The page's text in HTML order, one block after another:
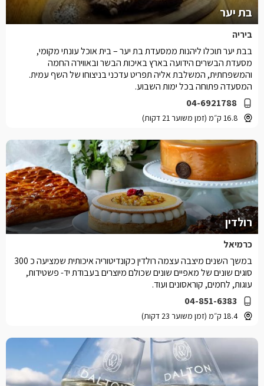
בת יער
ביריה
04-6921788
16.8 ק״מ (זמן משוער 21 דקות)
בבת יער תוכלו ליהנות ממסעדת בת יער – בית אוכל עונתי מקומי,
מסעדת הבשרים הידועה בארץ באיכות הבשר ובאווירה החמה
והמשפחתית, המשלבת אליה תפריט עדכני בניצוחו של השף עמית.
המסעדה פתוחה בכל ימות השבוע.
רולדין
כרמיאל
04-851-6383
18.4 ק״מ (זמן משוער 23 דקות)
במשך השנים מיצבה עצמה רולדין כקונדיטוריה איכותית שמציעה כ 300
סוגים שונים של מאפיים שונים שכולם מיוצרים בעבודת יד- פשטידות,
עוגות, לחמים, קוראסונים ועוד.